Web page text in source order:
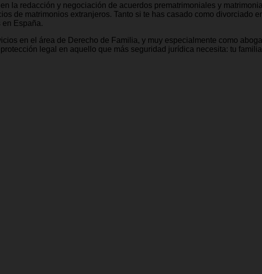
la redacción y negociación de acuerdos prematrimoniales y
de matrimonios extranjeros. Tanto si te has casado como divorciado
España.
en el área de Derecho de Familia, y muy especialmente como
legal en aquello que más seguridad jurídica necesita: tu